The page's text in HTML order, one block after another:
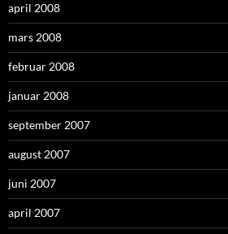
april 2008
mars 2008
februar 2008
januar 2008
september 2007
august 2007
juni 2007
april 2007